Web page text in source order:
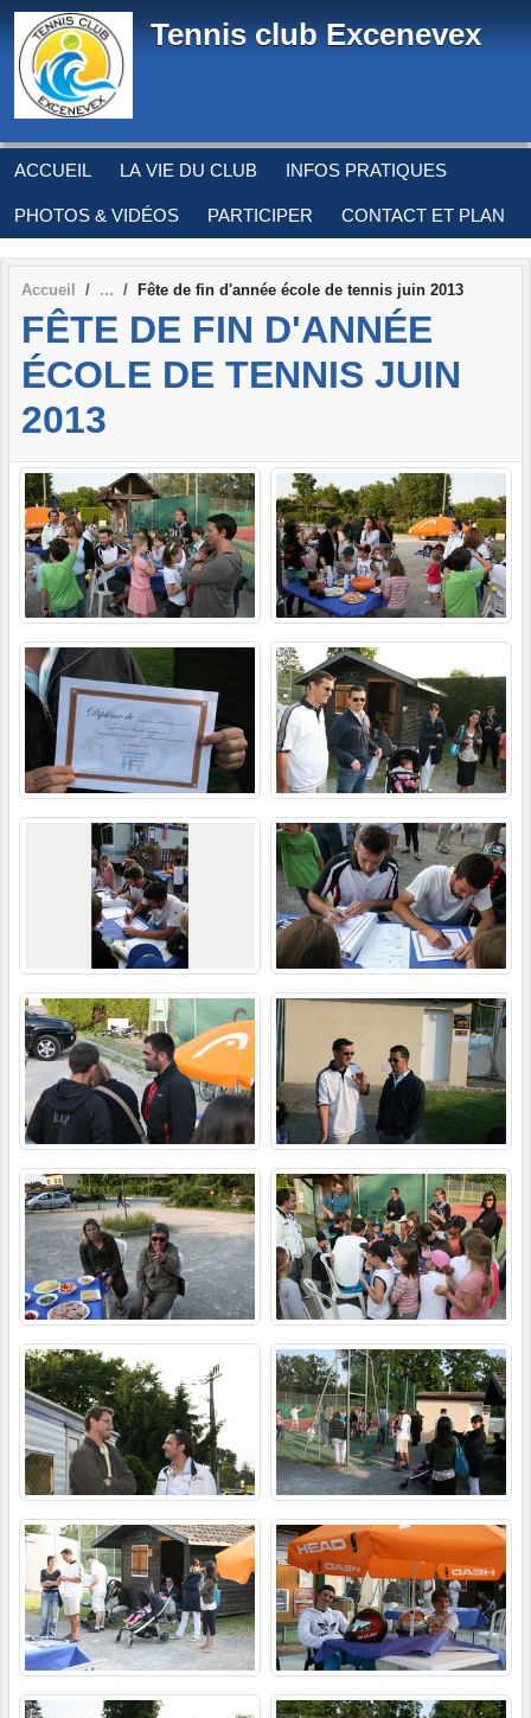
Tennis club Excenevex
ACCUEIL LA VIE DU CLUB INFOS PRATIQUES
PHOTOS & VIDÉOS PARTICIPER CONTACT ET PLAN
Accueil Fête de fin d'année école de tennis juin 2013
FÊTE DE FIN D'ANNÉE
ÉCOLE DE TENNIS JUIN
2013
Panneau de gestion des cookies